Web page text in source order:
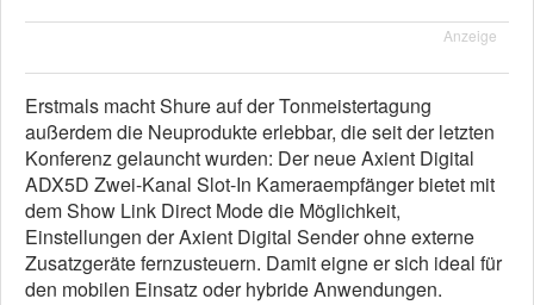
Anzeige
Erstmals macht Shure auf der Tonmeistertagung
außerdem die Neuprodukte erlebbar, die seit der letzten
Konferenz gelauncht wurden: Der neue Axient Digital
ADX5D Zwei-Kanal Slot-In Kameraempfänger bietet mit
dem Show Link Direct Mode die Möglichkeit,
Einstellungen der Axient Digital Sender ohne externe
Zusatzgeräte fernzusteuern. Damit eigne er sich ideal für
den mobilen Einsatz oder hybride Anwendungen.